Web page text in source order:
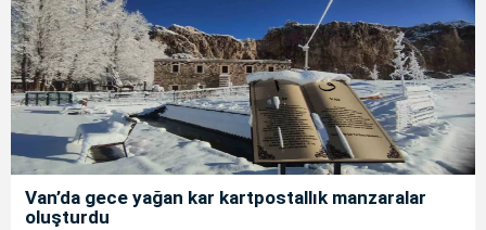
Van’da gece yağan kar kartpostallık manzaralar
oluşturdu